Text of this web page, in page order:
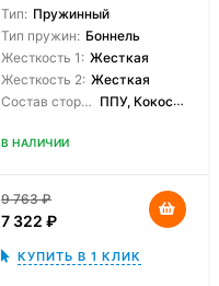
Тип: Пружинный
Тип пружин: Боннель
Жесткость 1: Жесткая
Жесткость 2: Жесткая
Состав сторон: ППУ, Кокосовая койра
В НАЛИЧИИ
9 763₽
7 322 ₽
КУПИТЬ В 1 КЛИК